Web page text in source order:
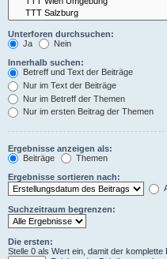
Unterforen durchsuchen:
Ja
Nein
Innerhalb suchen:
Betreff und Text der Beiträge
Nur im Text der Beiträge
Nur im Betreff der Themen
Nur im ersten Beitrag der Themen
Ergebnisse anzeigen als:
Beiträge
Themen
Ergebnisse sortieren nach:
Suchzeitraum begrenzen:
Die ersten:
Stelle 0 als Wert ein, damit der komplette